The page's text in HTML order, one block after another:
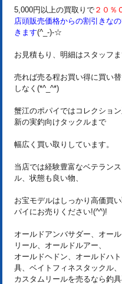
5,000円以上の買取りで ２０％
店頭販売価格からの割引きな
きます(^_-)-☆
お見積もり、明細はスタッフ
売れば売る程お買い得に買い
しなく(*^_^*)
蟹江のポパイではコレクショ
新の実釣向けタックルまで
幅広く買い取りしています。
当店では経験豊富なベテラン
ル、状態も良い物、
お宝モデルはしっかり高価買
パイにお売りください!(^^)!
オールドアンバサダー、オー
リール、オールドルアー、
オールドヘドン、オールドハ
具、ベイトフィネスタックル、
カスタムリールを売るなら釣